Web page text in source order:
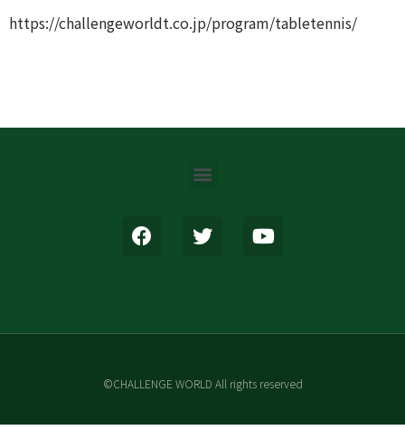
https://challengeworldt.co.jp/program/tabletennis/
©CHALLENGE WORLD All rights reserved